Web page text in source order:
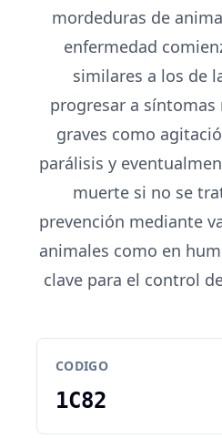
mordeduras de
enfermedad
similares a los de
progresar a
graves como
parálisis y
muerte si no se
prevención mediante
animales como en
clave para el control
CODIGO
1C82